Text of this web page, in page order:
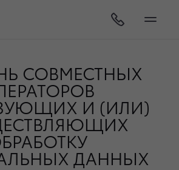
СОВМЕСТНЫХ
И (ИЛИ)
ДАННЫХ